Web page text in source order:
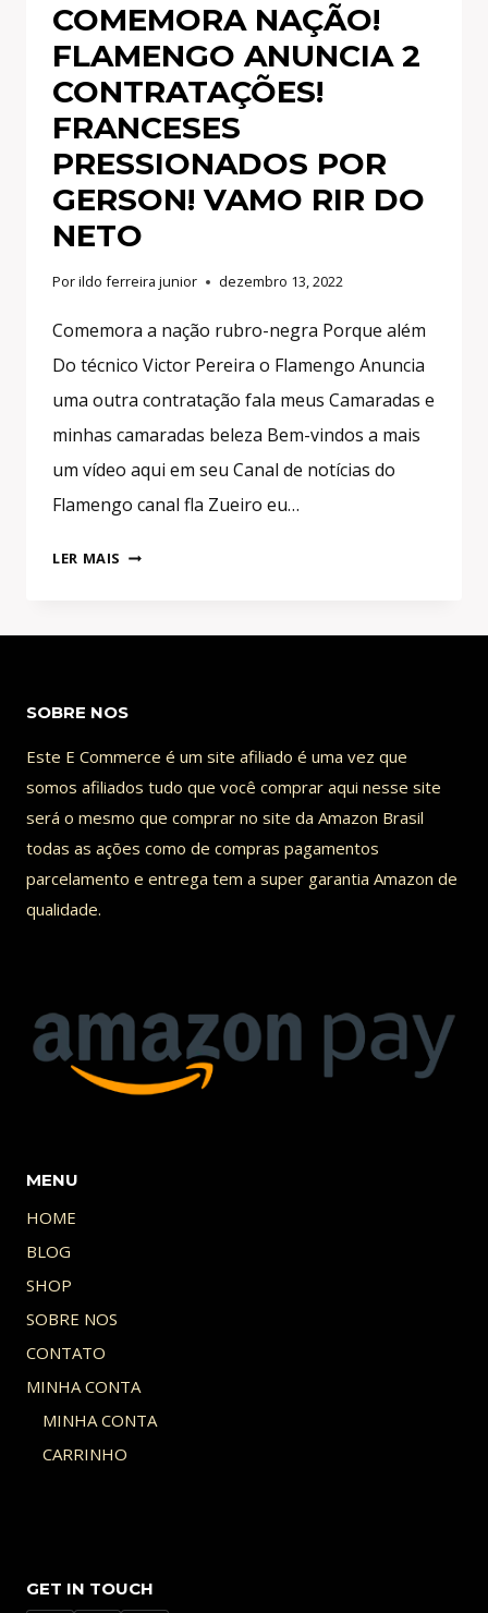
COMEMORA NAÇÃO!
FLAMENGO ANUNCIA 2
CONTRATAÇÕES!
FRANCESES
PRESSIONADOS POR
GERSON! VAMO RIR DO
NETO
Porildo ferreira junior dezembro 13, 2022
Comemora a nação rubro-negra Porque além
Do técnico Victor Pereira o Flamengo Anuncia
uma outra contratação fala meus Camaradas e
minhas camaradas beleza Bem-vindos a mais
um vídeo aqui em seu Canal de notícias do
Flamengo canal fla Zueiro eu…
LER MAIS COMEMORA
ANUNCIA
FRANCESES
POR
GERSON!
VAMO
RIR
DO
SOBRE NOS
Este E Commerce é um site afiliado é uma vez que
somos afiliados tudo que você comprar aqui nesse site
será o mesmo que comprar no site da Amazon Brasil
todas as ações como de compras pagamentos
parcelamento e entrega tem a super garantia Amazon de
qualidade.
MENU
HOME
BLOG
SHOP
SOBRE NOS
CONTATO
MINHA CONTA
MINHA CONTA
CARRINHO
GET IN TOUCH